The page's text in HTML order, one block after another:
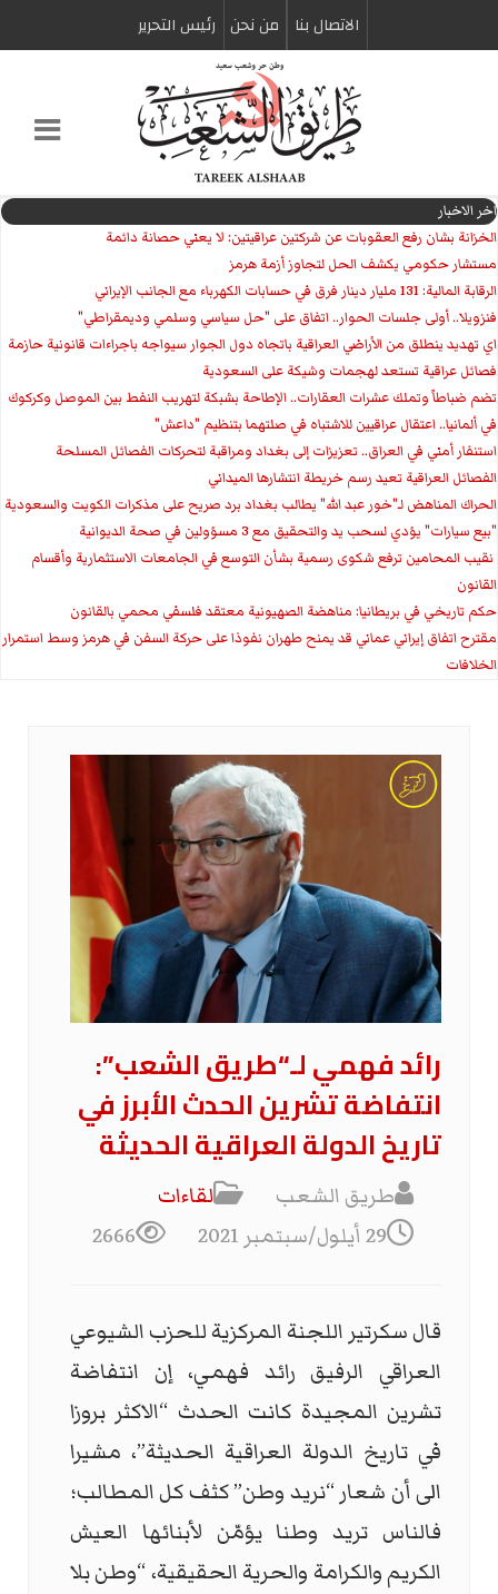
الاتصال بنا من نحن رئیس التحریر
اخر الاخبار
الخزانة بشان رفع العقوبات عن شركتين عراقيتين: لا يعني حصانة دائمة
مستشار حكومي يكشف الحل لتجاوز أزمة هرمز
الرقابة المالية: 131 مليار دينار فرق في حسابات الكهرباء مع الجانب الإيراني
فنزويلا.. أولى جلسات الحوار.. اتفاق على "حل سياسي وسلمي وديمقراطي"
اي تهديد ينطلق من الأراضي العراقية باتجاه دول الجوار سيواجه باجراءات قانونية حازمة
فصائل عراقية تستعد لهجمات وشيكة على السعودية
تضم ضباطاً وتملك عشرات العقارات.. الإطاحة بشبكة لتهريب النفط بين الموصل وكركوك
في ألمانيا.. اعتقال عراقيين للاشتباه في صلتهما بتنظيم "داعش"
استنفار أمني في العراق.. تعزيزات إلى بغداد ومراقبة لتحركات الفصائل المسلحة
الفصائل العراقية تعيد رسم خريطة انتشارها الميداني
الحراك المناهض لـ"خور عبد الله" يطالب بغداد برد صريح على مذكرات الكويت والسعودية
"بيع سيارات" يؤدي لسحب يد والتحقيق مع 3 مسؤولين في صحة الديوانية
‏ نقيب المحامين ترفع شكوى رسمية بشأن التوسع في الجامعات الاستثمارية وأقسام
القانون
حكم تاريخي في بريطانيا: مناهضة الصهيونية معتقد فلسفي محمي بالقانون
مقترح اتفاق إيراني عماني قد يمنح طهران نفوذا على حركة السفن في هرمز وسط استمرار
الخلافات
رائد فهمي لـ“طريق الشعب”:
انتفاضة تشرين الحدث الأبرز في
تاريخ الدولة العراقية الحديثة
طريق الشعب
لقاءات
29 أيلول/سبتمبر 2021
2666
قال سكرتير اللجنة المركزية للحزب الشيوعي
العراقي الرفيق رائد فهمي، إن انتفاضة
تشرين المجيدة كانت الحدث “الاكثر بروزا
في تاريخ الدولة العراقية الحديثة”، مشيرا
الى أن شعار “نريد وطن” كثف كل المطالب؛
فالناس تريد وطنا يؤمّن لأبنائها العيش
الكريم والكرامة والحرية الحقيقية، “وطن بلا